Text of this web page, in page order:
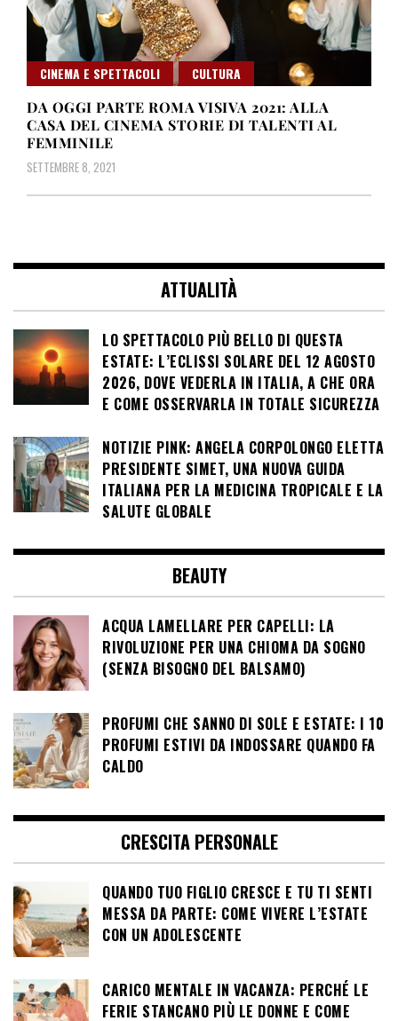
CINEMA E SPETTACOLI
CULTURA
DA OGGI PARTE ROMA VISIVA 2021: ALLA
CASA DEL CINEMA STORIE DI TALENTI AL
FEMMINILE
SETTEMBRE 8, 2021
ATTUALITÀ
LO SPETTACOLO PIÙ BELLO DI QUESTA
ESTATE: L’ECLISSI SOLARE DEL 12 AGOSTO
2026, DOVE VEDERLA IN ITALIA, A CHE ORA
E COME OSSERVARLA IN TOTALE SICUREZZA
NOTIZIE PINK: ANGELA CORPOLONGO ELETTA
PRESIDENTE SIMET, UNA NUOVA GUIDA
ITALIANA PER LA MEDICINA TROPICALE E LA
SALUTE GLOBALE
BEAUTY
ACQUA LAMELLARE PER CAPELLI: LA
RIVOLUZIONE PER UNA CHIOMA DA SOGNO
(SENZA BISOGNO DEL BALSAMO)
PROFUMI CHE SANNO DI SOLE E ESTATE: I 10
PROFUMI ESTIVI DA INDOSSARE QUANDO FA
CALDO
CRESCITA PERSONALE
QUANDO TUO FIGLIO CRESCE E TU TI SENTI
MESSA DA PARTE: COME VIVERE L’ESTATE
CON UN ADOLESCENTE
CARICO MENTALE IN VACANZA: PERCHÉ LE
FERIE STANCANO PIÙ LE DONNE E COME